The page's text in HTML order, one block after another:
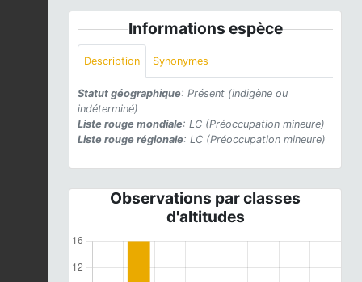
Informations espèce
Description Synonymes
Statut géographique: Présent (indigène ou
indéterminé)
Liste rouge mondiale: LC (Préoccupation mineure)
Liste rouge régionale: LC (Préoccupation mineure)
Observations par classes
d'altitudes